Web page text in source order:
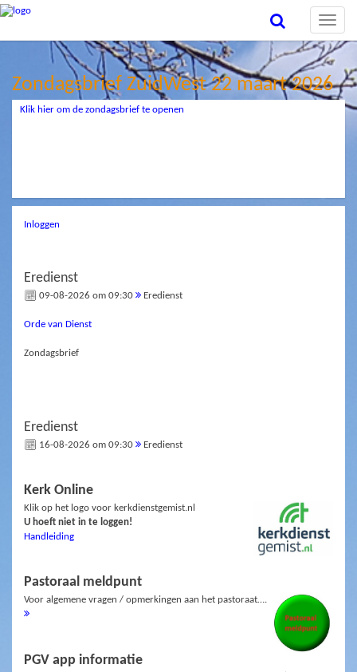
Toggle
Zondagsbrief ZuidWest 22 maart 2026
Klik hier om de zondagsbrief te openen
Inloggen
Eredienst
09-08-2026 om 09:30 Eredienst
Orde van Dienst
Zondagsbrief
Eredienst
16-08-2026 om 09:30 Eredienst
Kerk Online
Klik op het logo voor kerkdienstgemist.nl
U hoeft niet in te loggen!
Handleiding
Pastoraal meldpunt
Voor algemene vragen / opmerkingen aan het pastoraat….
PGV app informatie